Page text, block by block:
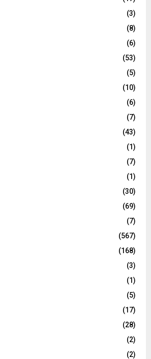
(3)
(8)
(6)
(53)
(5)
(10)
(6)
(7)
(43)
(1)
(7)
(1)
(30)
(69)
(7)
(567)
(168)
(3)
(1)
(5)
(17)
(28)
(2)
(2)